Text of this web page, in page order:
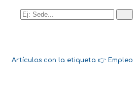
Empleo